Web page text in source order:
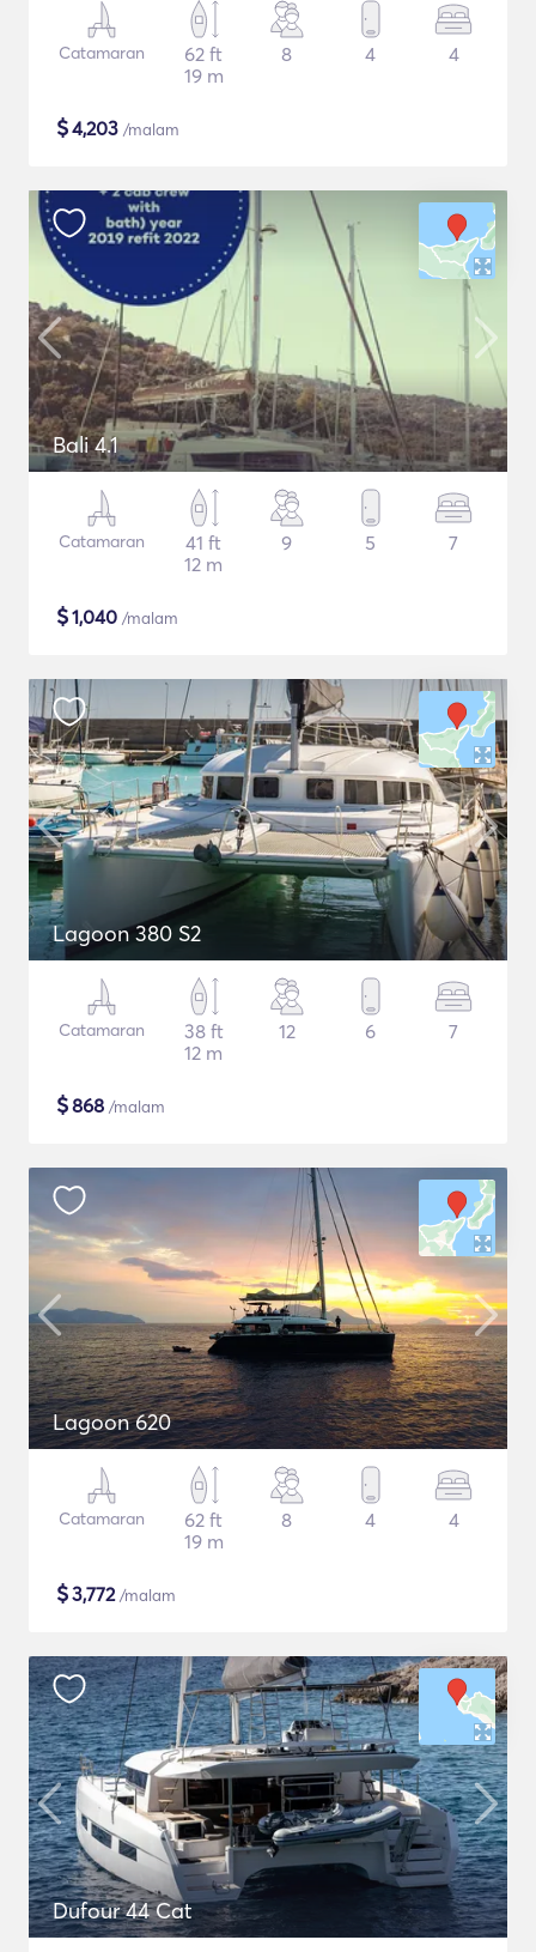
Catamaran
62 ft
19 m
8 4 4
$4,203 /malam
Bali 4.1
Catamaran
41 ft
12 m
9 5 7
$1,040 /malam
Lagoon 380 S2
Catamaran
38 ft
12 m
12 6 7
$868 /malam
Lagoon 620
Catamaran
62 ft
19 m
8 4 4
$3,772/malam
Dufour 44 Cat